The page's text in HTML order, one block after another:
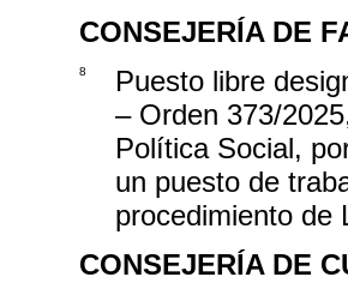
CONSEJERÍA DE
8
Puesto libre
– Orden 373/
Política Social,
un puesto de
procedimiento de
CONSEJERÍA DE